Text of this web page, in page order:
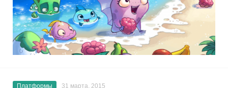
Платформы 31 марта, 2015